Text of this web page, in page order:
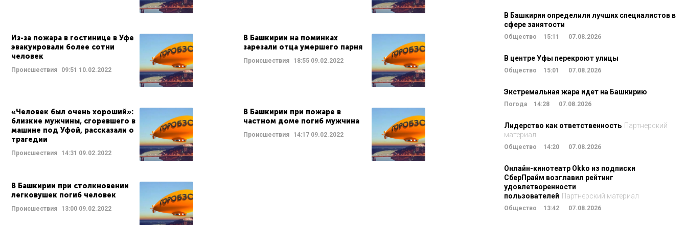
Из-за пожара в гостинице в Уфе
эвакуировали более сотни
человек
Происшествия 09:51 10.02.2022
В Башкирии на поминках
зарезали отца умершего парня
Происшествия 18:5509.02.2022
«Человек был очень хороший»:
близкие мужчины, сгоревшего в
машине под Уфой, рассказали о
трагедии
Происшествия 14:31 09.02.2022
В Башкирии при пожаре в
частном доме погиб мужчина
Происшествия 14:1709.02.2022
В Башкирии при столкновении
легковушек погиб человек
Происшествия 13:00 09.02.2022
В Башкирии определили лучших специалистов в
сфере занятости
Общество 15:11 07.08.2026
В центре Уфы перекроют улицы
Общество 15:01 07.08.2026
Экстремальная жара идет на Башкирию
Погода 14:28 07.08.2026
Лидерство как ответственность Партнерский
материал
Общество 14:20 07.08.2026
Онлайн-кинотеатр Okko из подписки
СберПрайм возглавил рейтинг
удовлетворенности
пользователей Партнерский материал
Общество 13:42 07.08.2026